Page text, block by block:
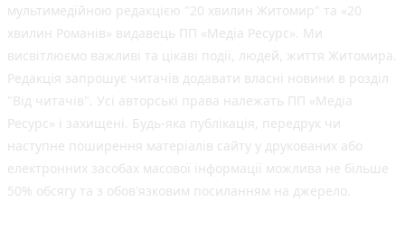
мультимедійною редакцією "20 хвилин Житомир" та «20
хвилин Романів» видавець ПП «Медіа Ресурс». Ми
висвітлюємо важливі та цікаві події, людей, життя Житомира.
Редакція запрошує читачів додавати власні новини в розділ
"Від читачів". Усі авторські права належать ПП «Медіа
Ресурс» і захищені. Будь-яка публiкацiя, передрук чи
наступне поширення матеріалів сайту у друкованих або
електронних засобах масової інформації можлива не більше
50% обсягу та з обов'язковим посиланням на джерело.